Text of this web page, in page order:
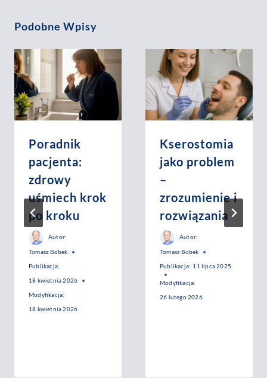
Podobne Wpisy
Poradnik
pacjenta:
zdrowy
uśmiech krok
po kroku
Autor:
Tomasz Bobek
Publikacja:
18 kwietnia 2026
Modyfikacja:
18 kwietnia 2026
Kserostomia
jako problem
–
zrozumienie i
rozwiązania
Autor:
Tomasz Bobek
Publikacja: 11 lipca 2025
Modyfikacja:
26 lutego 2026